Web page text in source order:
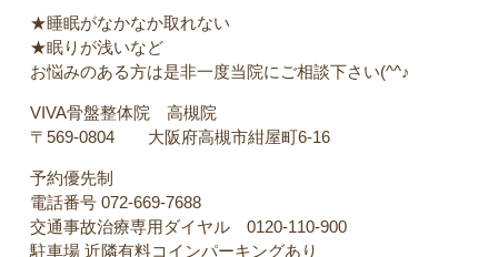
★睡眠がなかなか取れない
★眠りが浅いなど
お悩みのある方は是非一度当院にご相談下さい(^^♪
VIVA骨盤整体院 高槻院
〒569-0804 大阪府高槻市紺屋町6-16
予約優先制
電話番号 072-669-7688
交通事故治療専用ダイヤル 0120-110-900
駐車場 近隣有料コインパーキングあり